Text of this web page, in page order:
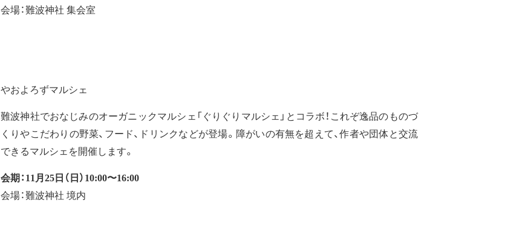
会場：難波神社 集会室
やおよろずマルシェ
難波神社でおなじみのオーガニックマルシェ「ぐりぐりマルシェ」とコラボ！これぞ逸品のものづ
くりやこだわりの野菜、フード、ドリンクなどが登場。障がいの有無を超えて、作者や団体と交流
できるマルシェを開催します。
会期：11月25日（日）10:00〜16:00
会場：難波神社 境内